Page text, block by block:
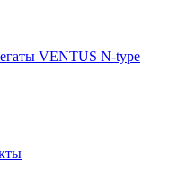
VENTUS N-type